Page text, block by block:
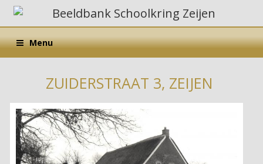
Menu
ZUIDERSTRAAT 3, ZEIJEN